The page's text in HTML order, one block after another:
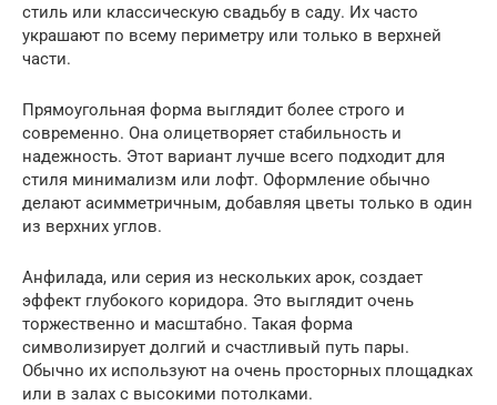
стиль или классическую свадьбу в саду. Их часто
украшают по всему периметру или только в верхней
части.
Прямоугольная форма выглядит более строго и
современно. Она олицетворяет стабильность и
надежность. Этот вариант лучше всего подходит для
стиля минимализм или лофт. Оформление обычно
делают асимметричным, добавляя цветы только в один
из верхних углов.
Анфилада, или серия из нескольких арок, создает
эффект глубокого коридора. Это выглядит очень
торжественно и масштабно. Такая форма
символизирует долгий и счастливый путь пары.
Обычно их используют на очень просторных площадках
или в залах с высокими потолками.